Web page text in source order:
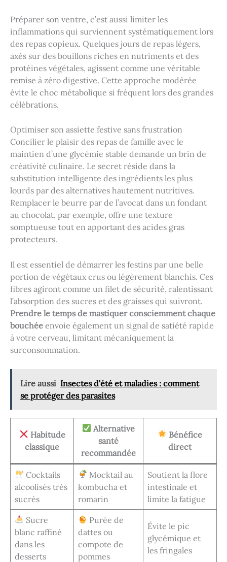
Préparer son ventre, c’est aussi limiter les
inflammations qui surviennent systématiquement lors
des repas copieux. Quelques jours de repas légers,
axés sur des bouillons riches en nutriments et des
protéines végétales, agissent comme une véritable
remise à zéro digestive. Cette approche modérée
évite le choc métabolique si fréquent lors des grandes
célébrations.
Optimiser son assiette festive sans frustration
Concilier le plaisir des repas de famille avec le
maintien d’une glycémie stable demande un brin de
créativité culinaire. Le secret réside dans la
substitution intelligente des ingrédients les plus
lourds par des alternatives hautement nutritives.
Remplacer le beurre par de l’avocat dans un fondant
au chocolat, par exemple, offre une texture
somptueuse tout en apportant des acides gras
protecteurs.
Il est essentiel de démarrer les festins par une belle
portion de végétaux crus ou légèrement blanchis. Ces
fibres agiront comme un filet de sécurité, ralentissant
l’absorption des sucres et des graisses qui suivront.
Prendre le temps de mastiquer consciemment chaque
bouchée envoie également un signal de satiété rapide
à votre cerveau, limitant mécaniquement la
surconsommation.
Lire aussi Insectes d'été et maladies : comment
se protéger des parasites
Habitude
classique
Alternative
santé
recommandée
Bénéfice
direct
Cocktails
alcoolisés très
sucrés
Mocktail au
kombucha et
romarin
Soutient la flore
intestinale et
limite la fatigue
Sucre
blanc raffiné
dans les
desserts
Purée de
dattes ou
compote de
pommes
Évite le pic
glycémique et
les fringales